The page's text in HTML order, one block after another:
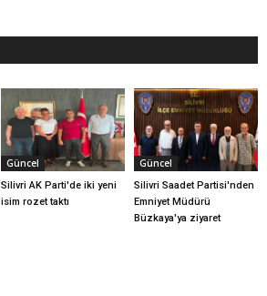
Güncel
Silivri AK Parti'de iki yeni
isim rozet taktı
Güncel
Silivri Saadet Partisi'nden
Emniyet Müdürü
Büzkaya'ya ziyaret